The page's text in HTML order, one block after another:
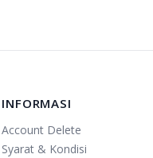
INFORMASI
Account Delete
Syarat & Kondisi